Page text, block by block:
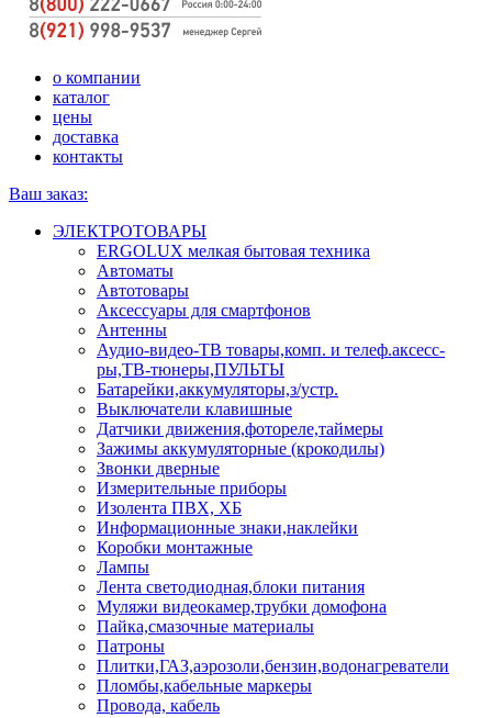
о компании
каталог
цены
доставка
контакты
Ваш заказ:
ЭЛЕКТРОТОВАРЫ
ERGOLUX мелкая бытовая техника
Автоматы
Автотовары
Аксессуары для смартфонов
Антенны
Аудио-видео-ТВ товары,комп. и телеф.аксесс-
ры,ТВ-тюнеры,ПУЛЬТЫ
Батарейки,аккумуляторы,з/устр.
Выключатели клавишные
Датчики движения,фотореле,таймеры
Зажимы аккумуляторные (крокодилы)
Звонки дверные
Измерительные приборы
Изолента ПВХ, ХБ
Информационные знаки,наклейки
Коробки монтажные
Лампы
Лента светодиодная,блоки питания
Муляжи видеокамер,трубки домофона
Пайка,смазочные материалы
Патроны
Плитки,ГАЗ,аэрозоли,бензин,водонагреватели
Пломбы,кабельные маркеры
Провода, кабель